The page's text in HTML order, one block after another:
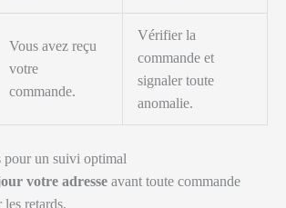
Vous avez reçu
votre
commande.
Vérifier la
commande et
signaler toute
anomalie.
pour un suivi optimal
votre adresse avant toute commande
retards.